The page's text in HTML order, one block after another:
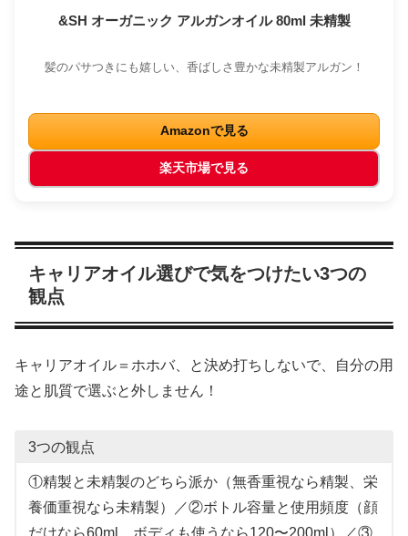
&SH オーガニック アルガンオイル 80ml 未精製
髪のパサつきにも嬉しい、香ばしさ豊かな未精製アルガン！
Amazonで見る
楽天市場で見る
キャリアオイル選びで気をつけたい3つの
観点
キャリアオイル＝ホホバ、と決め打ちしないで、自分の用
途と肌質で選ぶと外しません！
3つの観点
①精製と未精製のどちら派か（無香重視なら精製、栄
養価重視なら未精製）／②ボトル容量と使用頻度（顔
だけなら60ml、ボディも使うなら120〜200ml）／③